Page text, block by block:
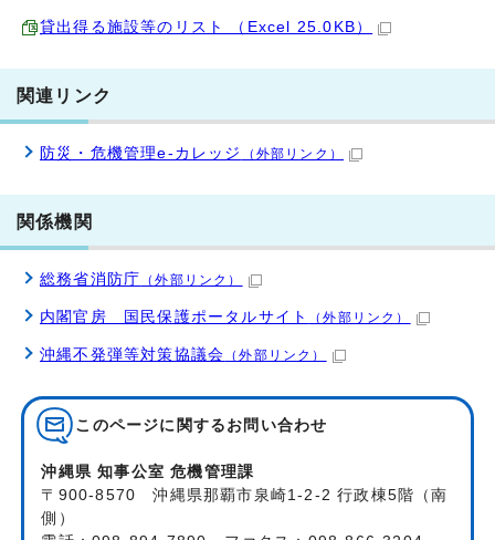
貸出得る施設等のリスト （Excel 25.0KB）
関連リンク
防災・危機管理e-カレッジ （外部リンク）
関係機関
総務省消防庁 （外部リンク）
内閣官房 国民保護ポータルサイト （外部リンク）
沖縄不発弾等対策協議会 （外部リンク）
このページに関する お問い合わせ
沖縄県 知事公室 危機管理課
〒900-8570 沖縄県那覇市泉崎1-2-2 行政棟5階（南
側）